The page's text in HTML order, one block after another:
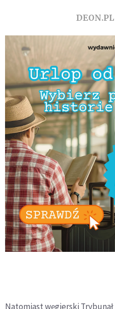
Natomiast węgierski